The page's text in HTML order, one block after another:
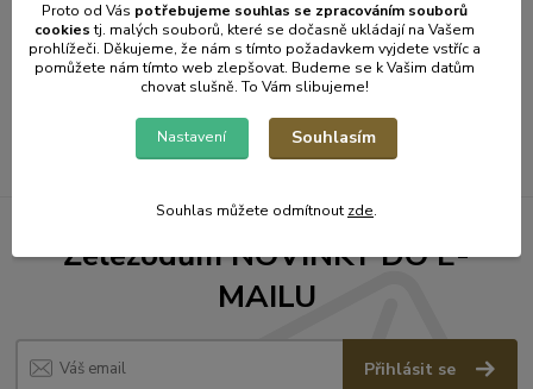
Zahradní kalendář - únor.
číst celé
Zobrazit všechny články
Železodům NOVINKY DO E-
MAILU
Přihlásit se
Proto od Vás potřebujeme souhlas se zpracováním souborů
cookiestj. malých souborů, které se dočasně ukládají na Vašem
prohlížeči. Děkujeme, že nám s tímto požadavkem vyjdete vstříc a
pomůžete nám tímto web zlepšovat. Budeme se k Vašim datům
chovat slušně. To Vám slibujeme!
Nastavení Souhlasím
Souhlas můžete odmítnout zde.